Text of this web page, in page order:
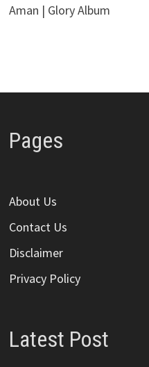
Aman | Glory Album
Pages
About Us
Contact Us
Disclaimer
Privacy Policy
Latest Post